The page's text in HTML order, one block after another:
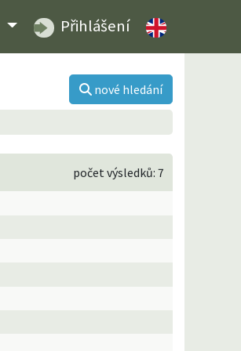
Přihlášení
nové hledání
počet výsledků: 7